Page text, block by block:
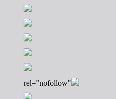
rel="nofollow"